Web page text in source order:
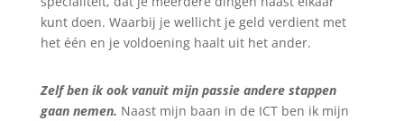
kunt doen. Waarbij je wellicht je geld verdient met
het één en je voldoening haalt uit het ander.
Zelf ben ik ook vanuit mijn passie andere stappen
gaan nemen. Naast mijn baan in de ICT ben ik mijn